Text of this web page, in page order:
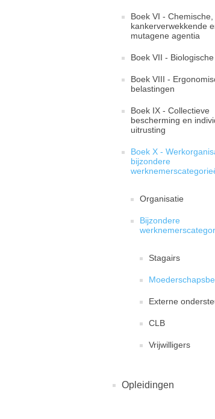
Boek VI - Chemische,
kankerverwekkende
mutagene agentia
Boek VII -
Boek VIII -
belastingen
Boek IX - Collectieve
bescherming en
uitrusting
Boek X -
bijzondere
Organisatie
Bijzondere
Stagairs
Externe
CLB
Vrijwilligers
Opleidingen